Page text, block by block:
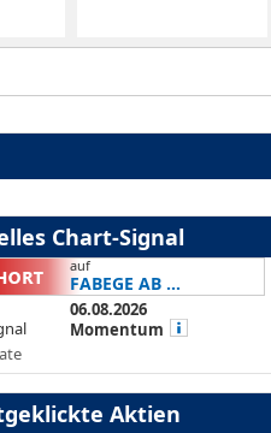
Chart-Signal
auf
FABEGE AB ...
06.08.2026
Momentum
Aktien